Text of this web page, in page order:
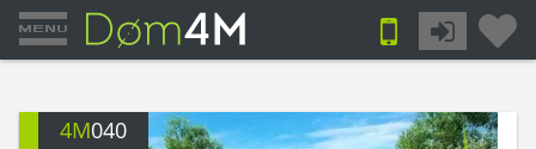
4M040